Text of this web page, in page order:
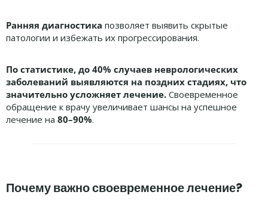
Ранняя диагностика позволяет выявить скрытые
патологии и избежать их прогрессирования.
По статистике, до 40% случаев неврологических
заболеваний выявляются на поздних стадиях, что
значительно усложняет лечение. Своевременное
обращение к врачу увеличивает шансы на успешное
лечение на 80–90%.
Почему важно своевременное лечение?